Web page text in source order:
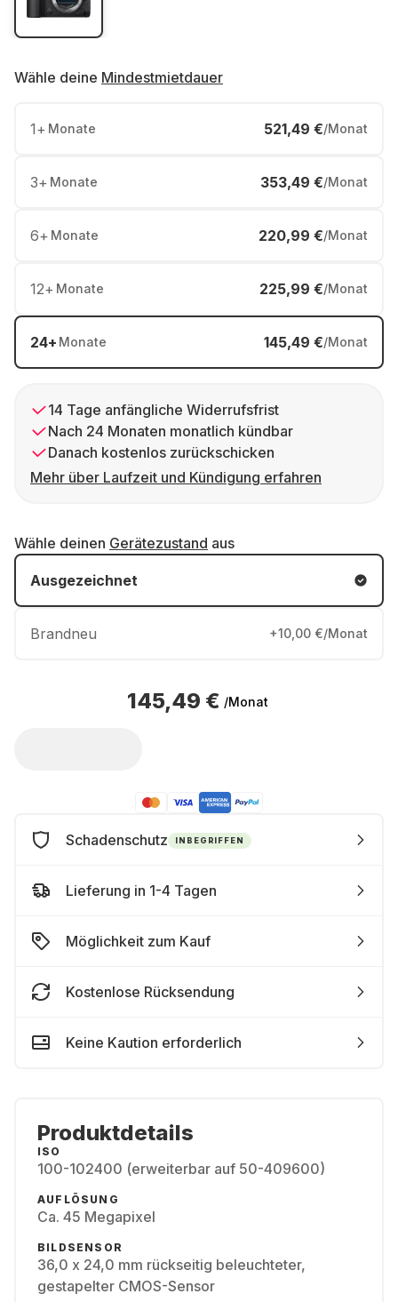
Wähle deine Mindestmietdauer
1+ Monate 521,49 €/Monat
3+ Monate 353,49 €/Monat
6+ Monate 220,99 €/Monat
12+ Monate 225,99 €/Monat
24+ Monate 145,49 €/Monat
14 Tage anfängliche Widerrufsfrist
Nach 24 Monaten monatlich kündbar
Danach kostenlos zurückschicken
Mehr über Laufzeit und Kündigung erfahren
Wähle deinen Gerätezustand aus
Ausgezeichnet
Brandneu +10,00 €/Monat
145,49 € /Monat
Schadenschutz INBEGRIFFEN
Lieferung in 1-4 Tagen
Möglichkeit zum Kauf
Kostenlose Rücksendung
Keine Kaution erforderlich
Produktdetails
ISO
100-102400 (erweiterbar auf 50-409600)
AUFLÖSUNG
Ca. 45 Megapixel
BILDSENSOR
36,0 x 24,0 mm rückseitig beleuchteter,
gestapelter CMOS-Sensor